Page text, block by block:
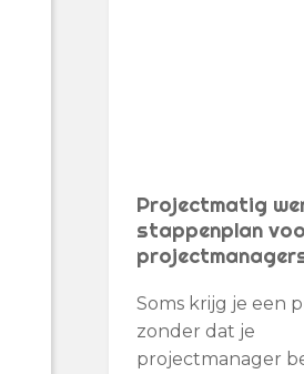
Projectmatig
stappenplan
Soms krijg je een
zonder dat je
projectmanager